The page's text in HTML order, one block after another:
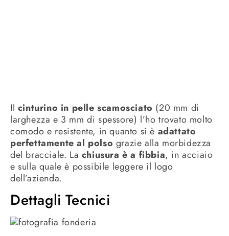
Il cinturino in pelle scamosciato (20 mm di
larghezza e 3 mm di spessore) l’ho trovato molto
comodo e resistente, in quanto si è adattato
perfettamente al polso grazie alla morbidezza
del bracciale. La chiusura è a fibbia, in acciaio
e sulla quale è possibile leggere il logo
dell’azienda.
Dettagli Tecnici